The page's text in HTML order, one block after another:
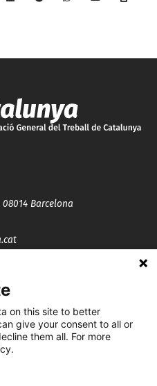
Barcelona
on this site to better
give your consent to all or
them all. For more